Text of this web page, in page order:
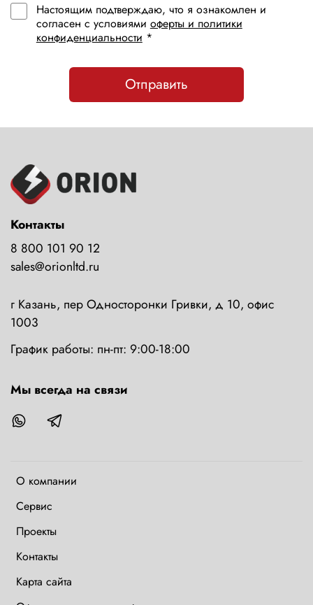
Настоящим подтверждаю, что я ознакомлен и
согласен с условиями оферты и политики
конфиденциальности *
Отправить
О компании
Сервис
Проекты
Контакты
Карта сайта
Контакты
8 800 101 90 12
sales@orionltd.ru
г Казань, пер Односторонки Гривки, д 10, офис
1003
График работы: пн-пт: 9:00-18:00
Мы всегда на связи